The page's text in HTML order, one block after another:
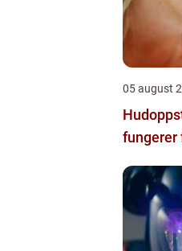
05 august
fungerer